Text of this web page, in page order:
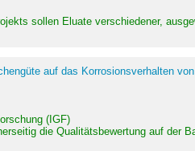
sollen Eluate verschiedener,
auf das Korrosionsverhalten
(IGF)
die Qualitätsbewertung auf der